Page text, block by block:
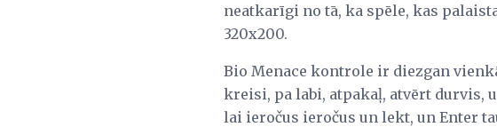
neatkarīgi no tā, ka spēle, kas
320x200.
Bio Menace kontrole ir diezgan
kreisi, pa labi, atpakaļ, atvērt durvis,
lai ieročus ieročus un lekt, un Enter